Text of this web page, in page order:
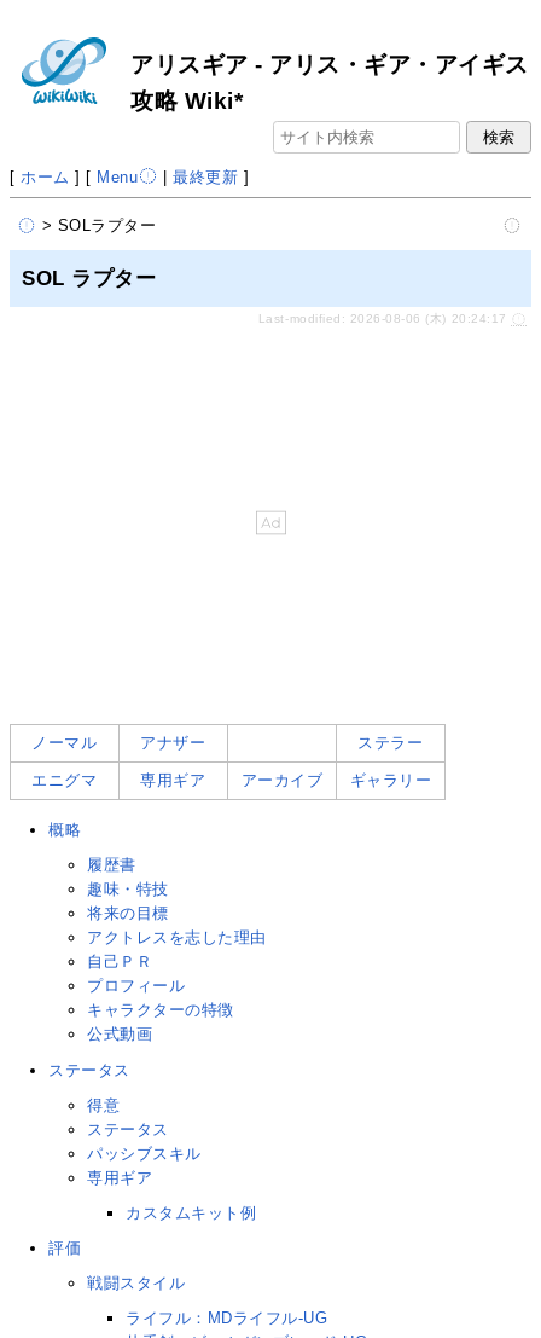
アリスギア - アリス・ギア・アイギス
攻略 Wiki*
[ ホーム ] [ Menu |最終更新 ]
> SOLラプター
SOL ラプター
Last-modified: 2026-08-06 (木) 20:24:17
ノーマル アナザー ステラー
エニグマ 専用ギア アーカイブ ギャラリー
概略
履歴書
趣味・特技
将来の目標
アクトレスを志した理由
自己ＰＲ
プロフィール
キャラクターの特徴
公式動画
ステータス
得意
ステータス
パッシブスキル
専用ギア
カスタムキット例
評価
戦闘スタイル
ライフル：MDライフル-UG